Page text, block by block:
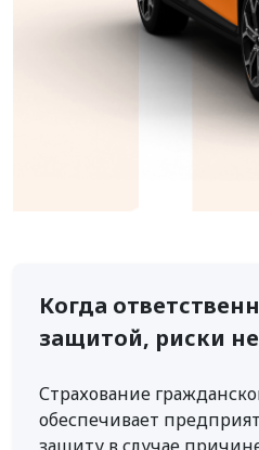
Когда
защитой, риски
Страхование
обеспечивает